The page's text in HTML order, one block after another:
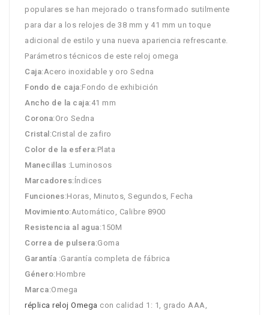
populares se han mejorado o transformado sutilmente
para dar a los relojes de 38 mm y 41 mm un toque
adicional de estilo y una nueva apariencia refrescante.
Parámetros técnicos de este reloj omega
Caja:Acero inoxidable y oro Sedna
Fondo de caja:Fondo de exhibición
Ancho de la caja:41 mm
Corona:Oro Sedna
Cristal :Cristal de zafiro
Color de la esfera:Plata
Manecillas :Luminosos
Marcadores:Índices
Funciones:Horas, Minutos, Segundos, Fecha
Movimiento:Automático, Calibre 8900
Resistencia al agua:150M
Correa de pulsera:Goma
Garantía :Garantía completa de fábrica
Género:Hombre
Marca:Omega
réplica reloj Omega con calidad 1: 1, grado AAA,